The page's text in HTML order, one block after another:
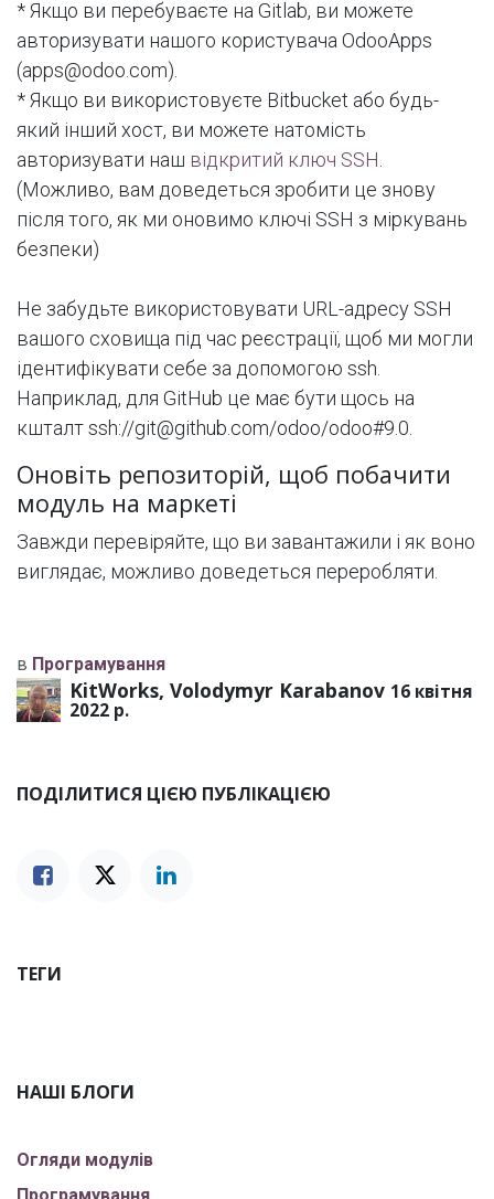
* Якщо ви перебуваєте на Gitlab, ви можете
авторизувати нашого користувача OdooApps
(apps@odoo.com).
* Якщо ви використовуєте Bitbucket або будь-
який інший хост, ви можете натомість
авторизувати наш відкритий ключ SSH.
(Можливо, вам доведеться зробити це знову
після того, як ми оновимо ключі SSH з міркувань
безпеки)
Не забудьте використовувати URL-адресу SSH
вашого сховища під час реєстрації, щоб ми могли
ідентифікувати себе за допомогою ssh.
Наприклад, для GitHub це має бути щось на
кшталт ssh://git@github.com/odoo/odoo#9.0.
Оновіть репозиторій, щоб побачити
модуль на маркеті
Завжди перевіряйте, що ви завантажили і як воно
виглядає, можливо доведеться переробляти.
в Програмування
KitWorks, Volodymyr Karabanov 16 квітня
2022 р.
ПОДІЛИТИСЯ ЦІЄЮ ПУБЛІКАЦІЄЮ
ТЕГИ
НАШІ БЛОГИ
Огляди модулів